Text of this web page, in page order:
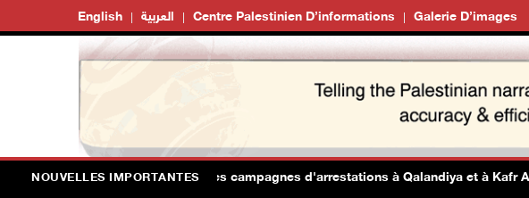
English العربية Centre Palestinien D’informations Galerie D’images
NOUVELLES IMPORTANTES
étend ses raids et ses campagnes d'arrestations à Qalandiya et à Kafr Aqab.